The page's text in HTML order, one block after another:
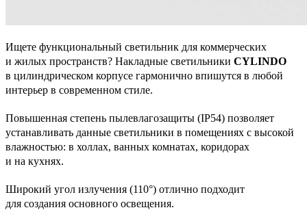
Ищете функциональный светильник для коммерческих
и жилых пространств? Накладные светильники CYLINDO
в цилиндрическом корпусе гармонично впишутся в любой
интерьер в современном стиле.
Повышенная степень пылевлагозащиты (IP54) позволяет
устанавливать данные светильники в помещениях с высокой
влажностью: в холлах, ванных комнатах, коридорах
и на кухнях.
Широкий угол излучения (110°) отлично подходит
для создания основного освещения.